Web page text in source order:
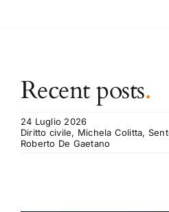
Recent posts.
24 Luglio 2026
Diritto civile, Michela Colitta,
Roberto De Gaetano